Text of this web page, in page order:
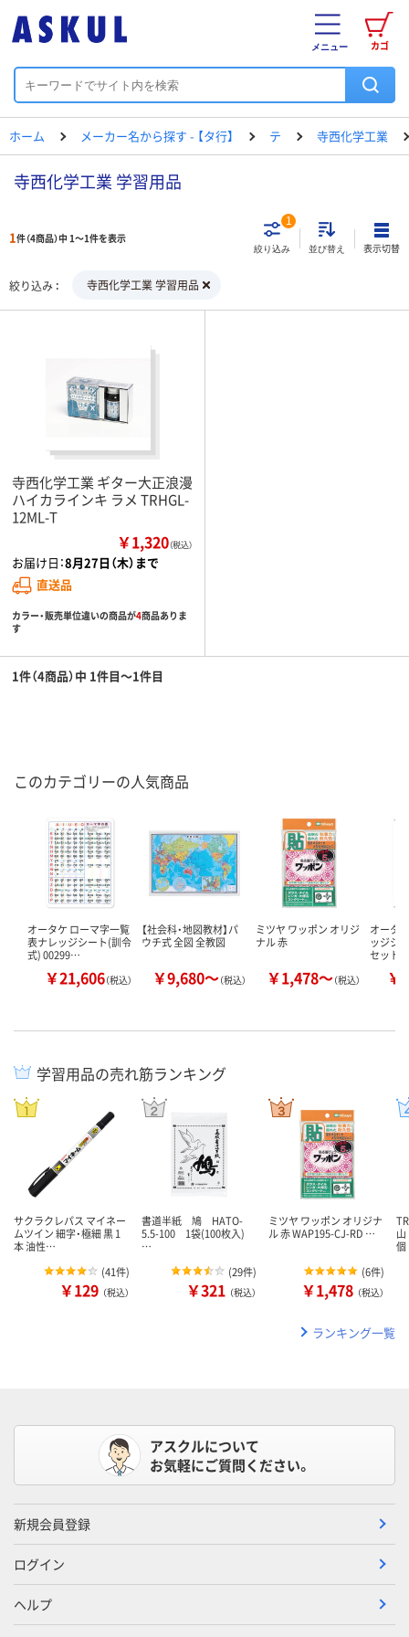
カゴ
メニュー
ホーム メーカー名から探す - 【タ行】 テ 寺西化学工業
寺西化学工業 学習用品
1件（4商品）中 1～1件を表示
絞り込み
1
並び替え 表示切替
絞り込み 寺西化学工業 学習用品
寺西化学工業 ギター大正浪漫
ハイカラインキ ラメ TRHGL-
12ML-T
￥1,320（税込）
お届け日：8月27日（木）まで
直送品
カラー・販売単位違いの商品が4商品ありま
す
1件（4商品）中 1件目～1件目
このカテゴリーの人気商品
オータケ ローマ字一覧
表ナレッジシート(訓令
式) 00299…
￥21,606（税込）
【社会科・地図教材】パ
ウチ式 全図 全教図
￥9,680～（税込）
ミツヤ ワッポン オリジ
ナル 赤
￥1,478～（税込）
オータ
ッジシ
セット…
￥
学習用品の売れ筋ランキング
サクラクレパス マイネー
ムツイン 細字・極細 黒 1
本 油性…
(41件)
￥129 （税込）
書道半紙 鳩 HATO-
5.5-100 1袋(100枚入)
…
(29件)
￥321 （税込）
ミツヤ ワッポン オリジナ
ル 赤 WAP195-CJ-RD …
(6件)
￥1,478 （税込）
ランキング一覧
アスクルについて
お気軽にご質問ください。
新規会員登録
ログイン
ヘルプ